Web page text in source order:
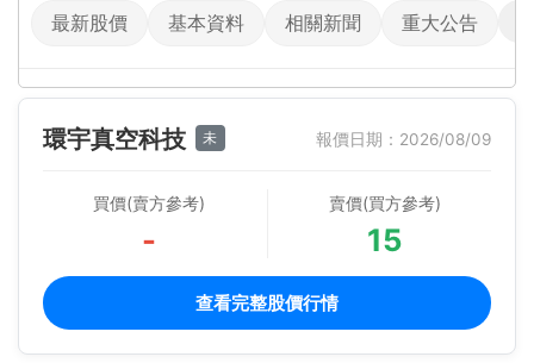
最新股價 基本資料 相關新聞 重大公告
環宇真空科技 未 報價日期：2026/08/09
買價(賣方參考)
-
賣價(買方參考)
15
查看完整股價行情